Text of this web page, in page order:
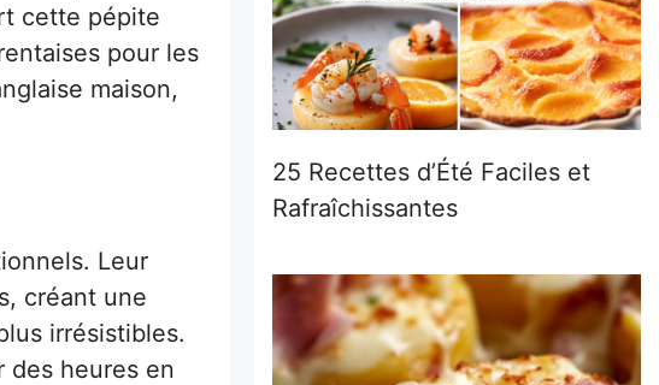
cette pépite
pour les
maison,
Leur
créant une
irrésistibles.
des heures en
25 Recettes d’Été Faciles et
Rafraîchissantes